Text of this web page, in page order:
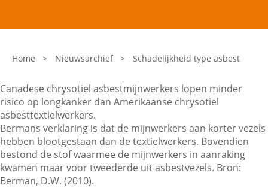
Laatste nieuws
Veelgestelde vragen
Contactgegevens
Home > Nieuwsarchief > Schadelijkheid type asbest
Canadese chrysotiel asbestmijnwerkers lopen minder
risico op longkanker dan Amerikaanse chrysotiel
asbesttextielwerkers.
Bermans verklaring is dat de mijnwerkers aan korter vezels
hebben blootgestaan dan de textielwerkers. Bovendien
bestond de stof waarmee de mijnwerkers in aanraking
kwamen maar voor tweederde uit asbestvezels. Bron:
Berman, D.W. (2010).